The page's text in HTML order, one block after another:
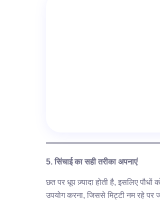
5. सिंचाई का सही तरीका अपनाएं
छत पर धूप ज़्यादा होती है, इसलिए पौधों
उपयोग करना, जिससे मिट्टी नम रहे पर